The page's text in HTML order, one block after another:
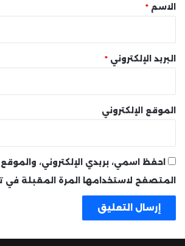
* الاسم *
البريد الإلكتروني *
الموقع الإلكتروني
احفظ اسمي، بريدي الإلكتروني، والموقع
المتصفح لاستخدامها المرة المقبلة في